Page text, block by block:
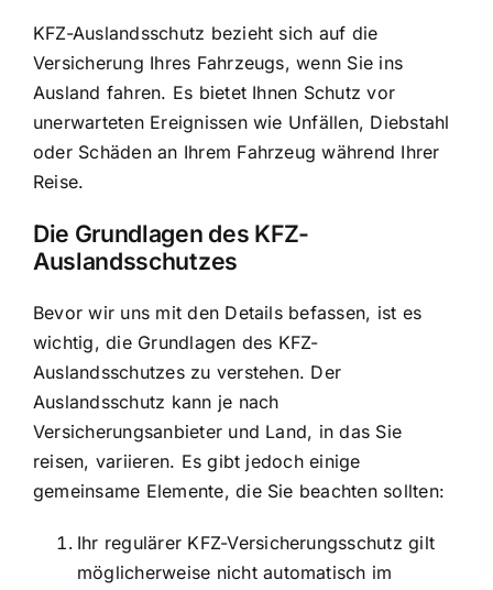
KFZ-Auslandsschutz bezieht sich auf die
Versicherung Ihres Fahrzeugs, wenn Sie ins
Ausland fahren. Es bietet Ihnen Schutz vor
unerwarteten Ereignissenwie Unfällen, Diebstahl
oder Schäden an Ihrem Fahrzeug während Ihrer
Reise.
Die Grundlagen des KFZ-
Auslandsschutzes
Bevor wir uns mit den Details befassen, ist es
wichtig, die Grundlagen des KFZ-
Auslandsschutzes zu verstehen. Der
Auslandsschutz kann je nach
Versicherungsanbieter und Land, in das Sie
reisen, variieren. Es gibt jedoch einige
gemeinsame Elemente, die Sie beachten sollten:
Ihr regulärer KFZ-Versicherungsschutz gilt
möglicherweise nicht automatisch im